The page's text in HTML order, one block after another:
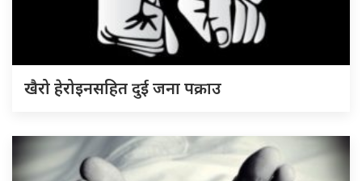
खैरो हेरोइनसहित दुई जना पक्राउ